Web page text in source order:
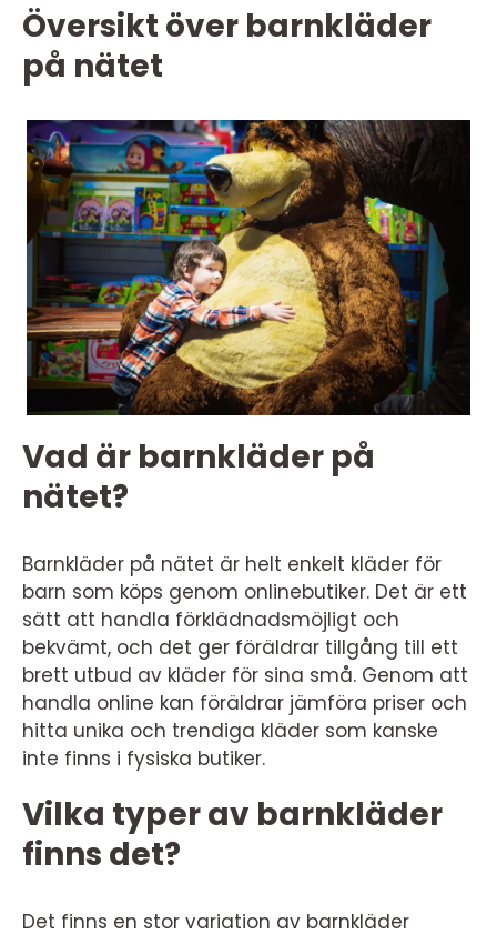
Översikt över barnkläder
på nätet
Vad är barnkläder på
nätet?
Barnkläder på nätet är helt enkelt kläder för
barn som köps genom onlinebutiker. Det är ett
sätt att handla förklädnadsmöjligt och
bekvämt, och det ger föräldrar tillgång till ett
brett utbud av kläder för sina små. Genom att
handla online kan föräldrar jämföra priser och
hitta unika och trendiga kläder som kanske
inte finns i fysiska butiker.
Vilka typer av barnkläder
finns det?
Det finns en stor variation av barnkläder